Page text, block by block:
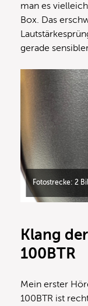
man es
Box. Das
gerade
Fotostrecke: 2
Klang
100BTR
Mein erster
100BTR ist